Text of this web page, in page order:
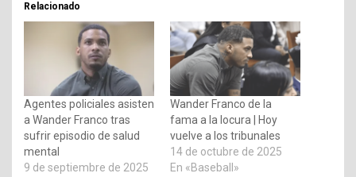
Relacionado
Agentes policiales asisten
a Wander Franco tras
sufrir episodio de salud
mental
9 de septiembre de 2025
Wander Franco de la
fama a la locura | Hoy
vuelve a los tribunales
14 de octubre de 2025
En «Baseball»